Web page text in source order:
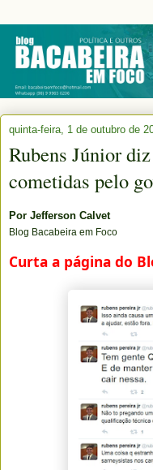
quinta-feira, 1 de outubro de
Rubens Júnior
cometidas pelo
Por Jefferson Calvet
Blog Bacabeira em Foco
Curta a página do